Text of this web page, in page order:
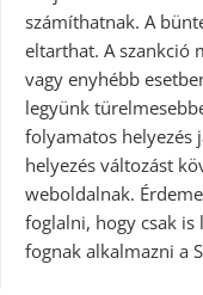
számíthatnak. A
eltarthat. A szankció
vagy enyhébb
legyünk
folyamatos helyezés
helyezés változást
weboldalnak.
foglalni, hogy csak is
fognak alkalmazni a